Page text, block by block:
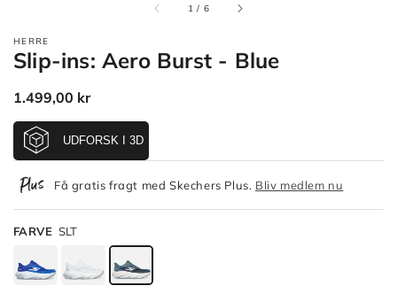
1 / af
6
HERRE
Slip-ins: Aero Burst - Blue
Normalpris
1.499,00 kr
Få gratis fragt med Skechers Plus. Bliv medlem nu
FARVE SLT